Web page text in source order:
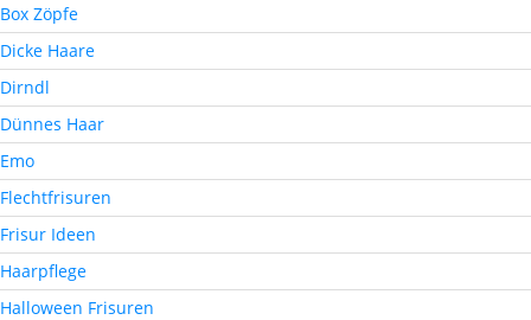
Box Zöpfe
Dicke Haare
Dirndl
Dünnes Haar
Emo
Flechtfrisuren
Frisur Ideen
Haarpflege
Halloween Frisuren